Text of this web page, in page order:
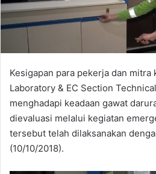
Kesigapan para pekerja dan mitra
Laboratory & EC Section
menghadapi keadaan gawat
dievaluasi melalui kegiatan
tersebut telah dilaksanakan
(10/10/2018).